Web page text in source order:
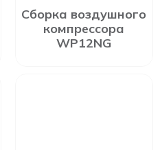
Сборка воздушного
компрессора
WP12NG